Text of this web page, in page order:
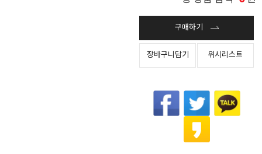
구매하기
장바구니담기 위시리스트